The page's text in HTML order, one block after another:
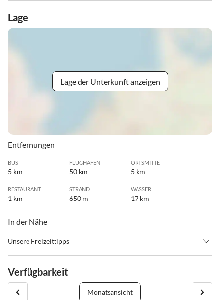
Lage
Lage der Unterkunft anzeigen
Entfernungen
BUS
5 km
FLUGHAFEN
50 km
ORTSMITTE
5 km
RESTAURANT
1 km
STRAND
650 m
WASSER
17 km
In der Nähe
Unsere Freizeittipps
Verfügbarkeit
Monatsansicht